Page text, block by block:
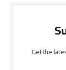
Get the